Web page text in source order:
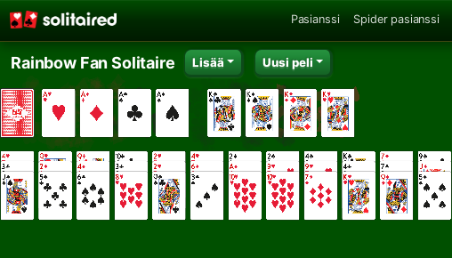
Pasianssi Spider pasianssi
Rainbow Fan Solitaire Lisää Uusi peli